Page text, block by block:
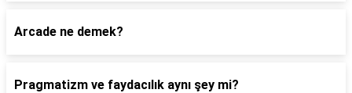
Arcade ne demek?
Pragmatizm ve faydacılık aynı şey mi?